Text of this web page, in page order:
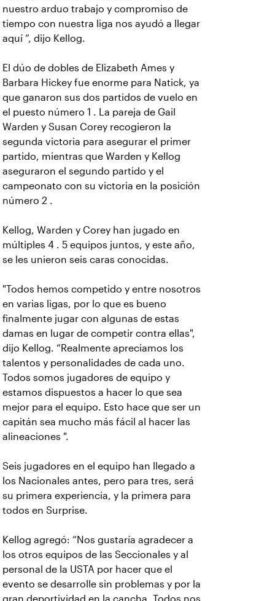
nuestro arduo trabajo y compromiso de
tiempo con nuestra liga nos ayudó a llegar
aquí ”, dijo Kellog.
El dúo de dobles de Elizabeth Ames y
Barbara Hickey fue enorme para Natick, ya
que ganaron sus dos partidos de vuelo en
el puesto número 1 . La pareja de Gail
Warden y Susan Corey recogieron la
segunda victoria para asegurar el primer
partido, mientras que Warden y Kellog
aseguraron el segundo partido y el
campeonato con su victoria en la posición
número 2 .
Kellog, Warden y Corey han jugado en
múltiples 4 . 5 equipos juntos, y este año,
se les unieron seis caras conocidas.
"Todos hemos competido y entre nosotros
en varias ligas, por lo que es bueno
finalmente jugar con algunas de estas
damas en lugar de competir contra ellas",
dijo Kellog. “Realmente apreciamos los
talentos y personalidades de cada uno.
Todos somos jugadores de equipo y
estamos dispuestos a hacer lo que sea
mejor para el equipo. Esto hace que ser un
capitán sea mucho más fácil al hacer las
alineaciones ".
Seis jugadores en el equipo han llegado a
los Nacionales antes, pero para tres, será
su primera experiencia, y la primera para
todos en Surprise.
Kellog agregó: “Nos gustaría agradecer a
los otros equipos de las Seccionales y al
personal de la USTA por hacer que el
evento se desarrolle sin problemas y por la
gran deportividad en la cancha. Todos nos